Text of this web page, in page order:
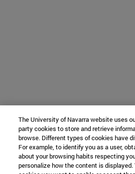
The University of Navarra website uses
party cookies to store and retrieve
browse. Different types of cookies have
For example, to identify you as a user,
about your browsing habits respecting
personalize how the content is